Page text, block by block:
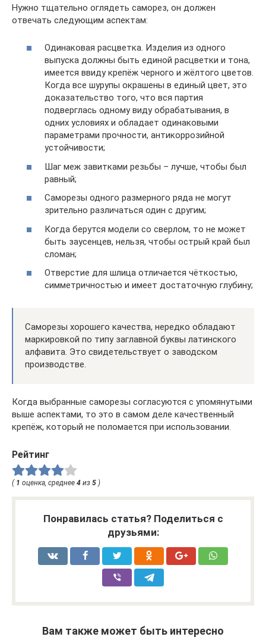
Нужно тщательно оглядеть саморез, он должен
отвечать следующим аспектам:
Одинаковая расцветка. Изделия из одного
выпуска должны быть единой расцветки и тона,
имеется ввиду крепёж черного и жёлтого цветов.
Когда все шурупы окрашены в единый цвет, это
доказательство того, что вся партия
подверглась одному виду обрабатывания, в
одних условиях и обладает одинаковыми
параметрами прочности, антикоррозийной
устойчивости;
Шаг меж завитками резьбы – лучше, чтобы был
равный;
Саморезы одного размерного ряда не могут
зрительно различаться один с другим;
Когда берутся модели со сверлом, то не может
быть заусенцев, нельзя, чтобы острый край был
сломан;
Отверстие для шлица отличается чёткостью,
симметричностью и имеет достаточную глубину;
Саморезы хорошего качества, нередко обладают
маркировкой по типу заглавной буквы латинского
алфавита. Это свидетельствует о заводском
производстве.
Когда выбранные саморезы согласуются с упомянутыми
выше аспектами, то это в самом деле качественный
крепёж, который не поломается при использовании.
Рейтинг
( 1 оценка, среднее 4 из 5 )
Понравилась статья? Поделиться с
друзьями:
Вам также может быть интересно